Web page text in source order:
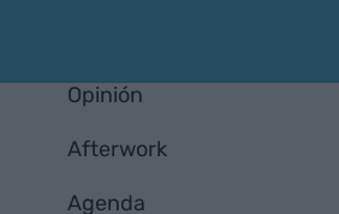
Opinión
Afterwork
Agenda